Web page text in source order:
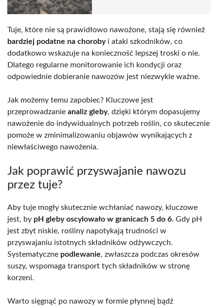
Tuje, które nie są prawidłowo nawożone, stają się również
bardziej podatne na chorobyi ataki szkodników, co
dodatkowo wskazuje na konieczność lepszej troski o nie.
Dlatego regularne monitorowanie ich kondycji oraz
odpowiednie dobieranie nawozów jest niezwykle ważne.
Jak możemy temu zapobiec? Kluczowe jest
przeprowadzanie analiz gleby, dzięki którym dopasujemy
nawożenie do indywidualnych potrzeb roślin, co skutecznie
pomoże w zminimalizowaniu objawów wynikających z
niewłaściwego nawożenia.
Jak poprawić przyswajanie nawozu
przez tuje?
Aby tuje mogły skutecznie wchłaniać nawozy, kluczowe
jest, by pH gleby oscylowało w granicach 5 do 6. Gdy pH
jest zbyt niskie, rośliny napotykają trudności w
przyswajaniu istotnych składników odżywczych.
Systematyczne podlewanie, zwłaszcza podczas okresów
suszy, wspomaga transport tych składników w stronę
korzeni.
Warto sięgnąć po nawozy w formie płynnej bądź